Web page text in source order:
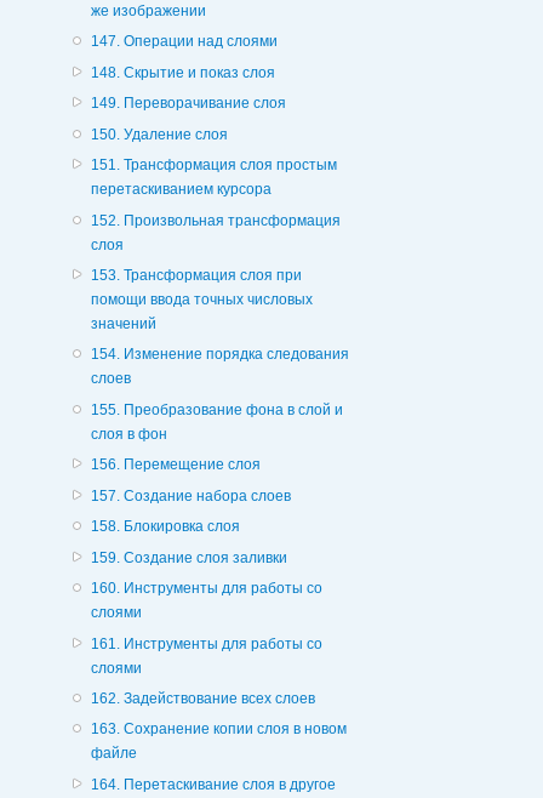
же изображении
147. Операции над слоями
148. Скрытие и показ слоя
149. Переворачивание слоя
150. Удаление слоя
151. Трансформация слоя простым
перетаскиванием курсора
152. Произвольная трансформация
слоя
153. Трансформация слоя при
помощи ввода точных числовых
значений
154. Изменение порядка следования
слоев
155. Преобразование фона в слой и
слоя в фон
156. Перемещение слоя
157. Создание набора слоев
158. Блокировка слоя
159. Создание слоя заливки
160. Инструменты для работы со
слоями
161. Инструменты для работы со
слоями
162. Задействование всех слоев
163. Сохранение копии слоя в новом
файле
164. Перетаскивание слоя в другое